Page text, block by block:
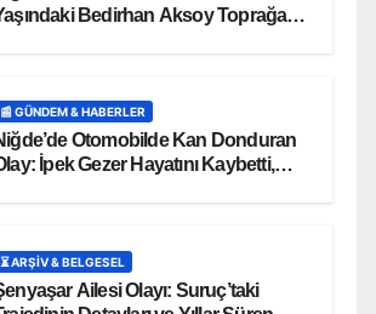
Bedirhan Aksoy Toprağa
📰 GÜNDEM & HABERLER
Otomobilde Kan Donduran
İpek Gezer Hayatını Kaybetti,
⏳ ARŞİV & BELGESEL
Ailesi Olayı: Suruç’taki